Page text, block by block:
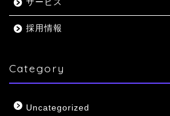
サービス
採用情報
Category
Uncategorized